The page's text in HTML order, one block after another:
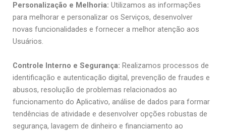
Personalização e Melhoria: Utilizamos as informações
para melhorar e personalizar os Serviços, desenvolver
novas funcionalidades e fornecer a melhor atenção aos
Usuários.
Controle Interno e Segurança: Realizamos processos de
identificação e autenticação digital, prevenção de fraudes e
abusos, resolução de problemas relacionados ao
funcionamento do Aplicativo, análise de dados para formar
tendências de atividade e desenvolver opções robustas de
segurança, lavagem de dinheiro e financiamento ao